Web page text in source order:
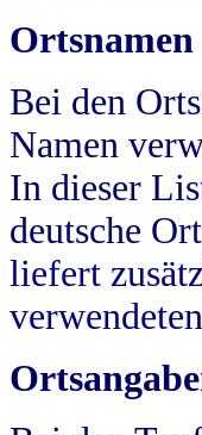
Ortsnamen
Bei den
Namen
In dieser
deutsche
liefert